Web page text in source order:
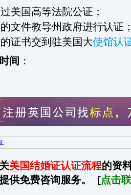
美国高等法院公证；
文件教导州政府进行认证
证书交到驻美国大使馆认
间 ：
美国结婚证认证流程的资
供免费咨询服务。 [点击